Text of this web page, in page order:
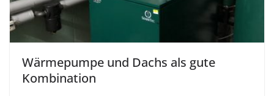
Wärmepumpe und Dachs als gute
Kombination